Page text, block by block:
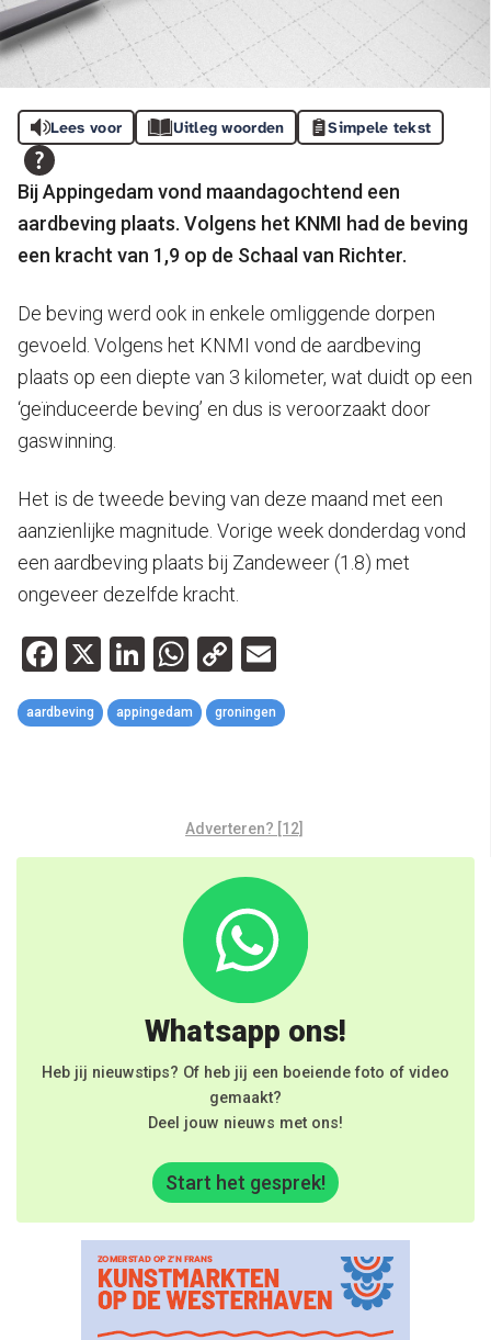
Lees voor Uitleg woorden Simpele tekst
Bij Appingedam vond maandagochtend een
aardbeving plaats. Volgens het KNMI had de beving
een kracht van 1,9 op de Schaal van Richter.
De beving werd ook in enkele omliggende dorpen
gevoeld. Volgens het KNMI vond de aardbeving
plaats op een diepte van 3 kilometer, wat duidt op een
‘geïnduceerde beving’ en dus is veroorzaakt door
gaswinning.
Het is de tweede beving van deze maand met een
aanzienlijke magnitude. Vorige week donderdag vond
een aardbeving plaats bij Zandeweer (1.8) met
ongeveer dezelfde kracht.
Facebook
X LinkedIn
WhatsApp
Copy
Link
aardbeving appingedam groningen
Adverteren? [12]
Whatsapp ons!
Heb jij nieuwstips? Of heb jij een boeiende foto of video
gemaakt?
Deel jouw nieuws met ons!
Start het gesprek!